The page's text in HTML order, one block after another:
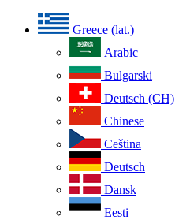
Greece (lat.)
Arabic
Bulgarski
Deutsch (CH)
Chinese
Ceština
Deutsch
Dansk
Eesti